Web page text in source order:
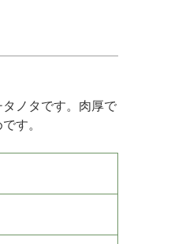
ノタです。肉厚で
す。